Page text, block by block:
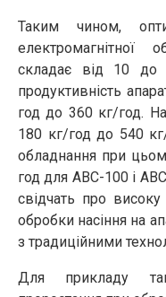
Таким чином,
складає від 10
продуктивність
год до 360 кг/год.
180 кг/год до 540
обладнання при
год для АВС-100 і
свідчать про високу
обробки насіння на
з традиційними
Для прикладу